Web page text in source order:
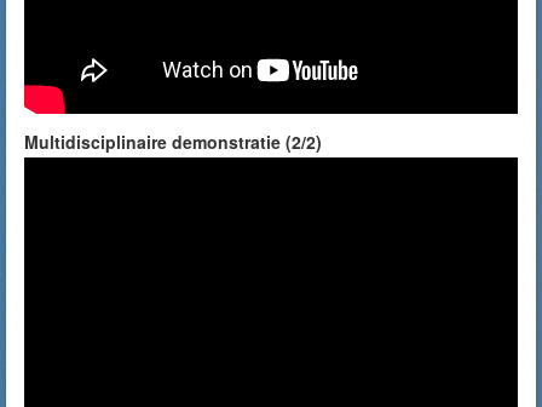
Multidisciplinaire demonstratie (2/2)